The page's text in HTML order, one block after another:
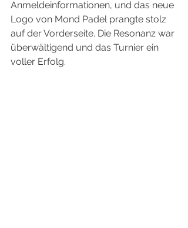
Anmeldeinformationen, und das neue
Logo von Mond Padel prangte stolz
auf der Vorderseite. Die Resonanz war
überwältigend und das Turnier ein
voller Erfolg.